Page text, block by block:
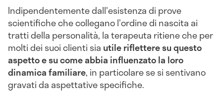
Indipendentemente dall'esistenza di prove
scientifiche che collegano l'ordine di nascita ai
tratti della personalità, la terapeuta ritiene che per
molti dei suoi clienti sia utile riflettere su questo
aspetto e su come abbia influenzato la loro
dinamica familiare, in particolare se si sentivano
gravati da aspettative specifiche.